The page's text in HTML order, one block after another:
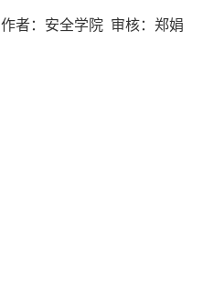
作者：安全学院 审核：郑娟